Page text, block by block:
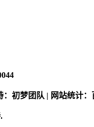
初梦团队 | 网站统计：